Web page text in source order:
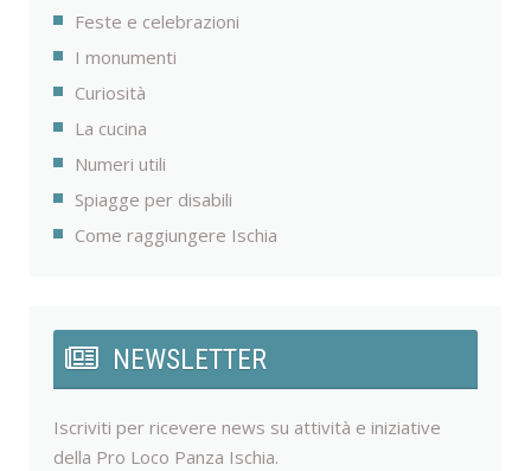
Feste e celebrazioni
I monumenti
Curiosità
La cucina
Numeri utili
Spiagge per disabili
Come raggiungere Ischia
NEWSLETTER
Iscriviti per ricevere news su attività e iniziative
della Pro Loco Panza Ischia.